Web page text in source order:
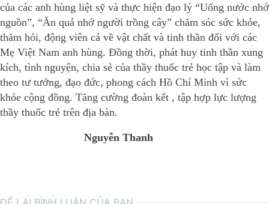
của các anh hùng liệt sỹ và thực hiện đạo lý “Uống nước nhớ
nguồn”, “Ăn quả nhớ người trồng cây” chăm sóc sức khỏe,
thăm hỏi, động viên cả về vật chất và tinh thần đối với các
Mẹ Việt Nam anh hùng. Đồng thời, phát huy tinh thần xung
kích, tình nguyện, chia sẻ của thầy thuốc trẻ học tập và làm
theo tư tưởng, đạo đức, phong cách Hồ Chí Minh vì sức
khỏe cộng đồng. Tăng cường đoàn kết , tập hợp lực lượng
thầy thuốc trẻ trên địa bàn.
Nguyễn Thanh